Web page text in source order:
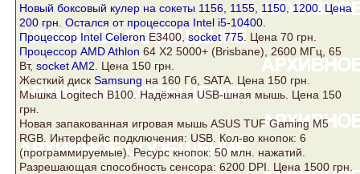
Новый боксовый кулер на сокеты 1156, 1155, 1150, 1200. Цена
200 грн. Остался от процессора Intel i5-10400.
Процессор Intel CeleronE3400, socket 775. Цена 70 грн.
Процессор AMD Athlon 64 Х2 5000+ (Brisbane), 2600 МГц, 65
Вт, socket AM2 . Цена 150 грн.
Жесткий диск Samsung на 160 Гб, SATA . Цена 150 грн.
Мышка Logitech B100. Надёжная USB-шная мышь. Цена 150
грн.
Новая запакованная игровая мышь ASUS TUF Gaming M5
RGB. Интерфейс подключения: USB. Кол-во кнопок: 6
(программируемые). Ресурс кнопок: 50 млн. нажатий.
Разрешающая способность сенсора: 6200 DPI. Цена 1500 грн.